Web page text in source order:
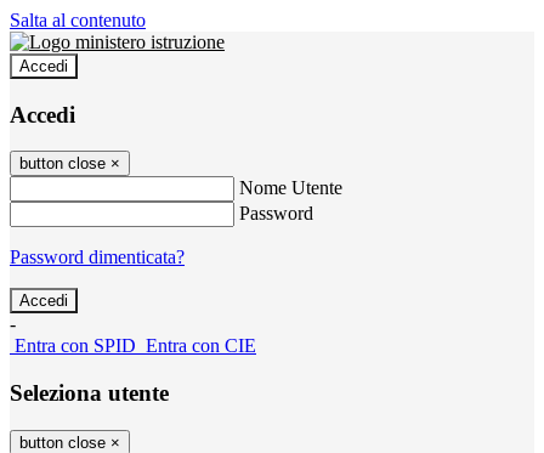
Salta al contenuto
Accedi
Accedi
button close ×
Nome Utente
Password
Password dimenticata?
-
Entra con SPID Entra con CIE
Seleziona utente
button close ×